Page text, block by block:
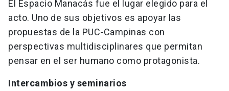
El Espacio Manacás fue el lugar elegido para el
acto. Uno de sus objetivos es apoyar las
propuestas de la PUC-Campinas con
perspectivas multidisciplinares que permitan
pensar en el ser humano como protagonista.
Intercambios y seminarios